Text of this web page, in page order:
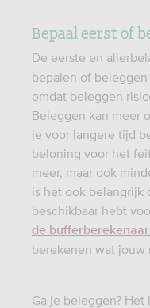
Bepaal eerst of
De eerste en
bepalen of
omdat beleggen
Beleggen kan meer
je voor langere tijd
beloning voor het
meer, maar ook
is het ook belangrijk
beschikbaar hebt
de
berekenen wat jouw
Ga je beleggen?